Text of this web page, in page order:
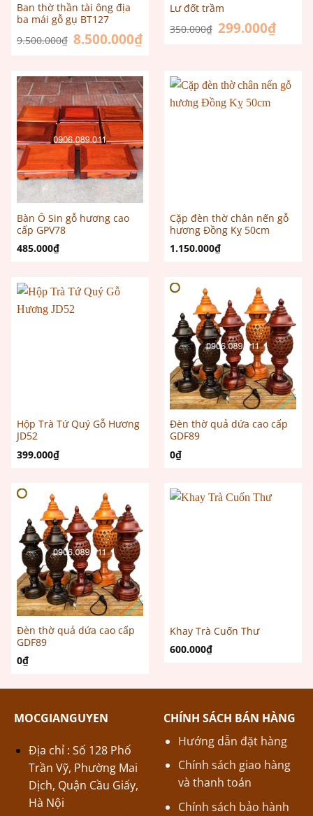
Ban thờ thần tài ông địa
ba mái gỗ gụ BT127
9.500.000₫ Giá
gốc
8.500.000₫Giá
hiện
8.500.000₫.
Lư đốt trầm
350.000₫ Giá
gốc
299.000₫Giá
hiện
Bàn Ô Sin gỗ hương cao
cấp GPV78
485.000₫
Cặp đèn thờ chân nến gỗ
hương Đồng Kỵ 50cm
1.150.000₫
Hộp Trà Tứ Quý Gỗ Hương
JD52
399.000₫
Đèn thờ quả dứa cao cấp
GDF89
0₫
Đèn thờ quả dứa cao cấp
GDF89
0₫
Khay Trà Cuốn Thư
600.000₫
MOCGIANGUYEN
Địa chỉ : Số 128 Phố
Trần Vỹ, Phường Mai
Dịch, Quận Cầu Giấy,
Hà Nội
CHÍNH SÁCH BÁN HÀNG
Hướng dẫn đặt hàng
Chính sách giao hàng
và thanh toán
Chính sách bảo hành